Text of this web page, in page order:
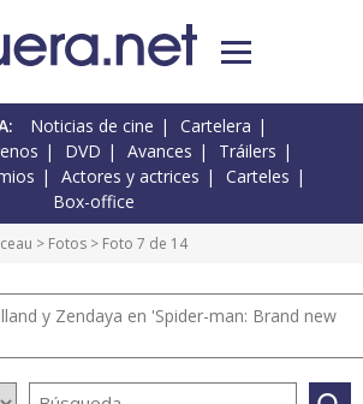
Noticias de cine
Cartelera
DVD Avances
Tráilers
Actores y actrices
Carteles
Box-office
> Fotos > Foto 7 de 14
y Zendaya en 'Spider-man: Brand new